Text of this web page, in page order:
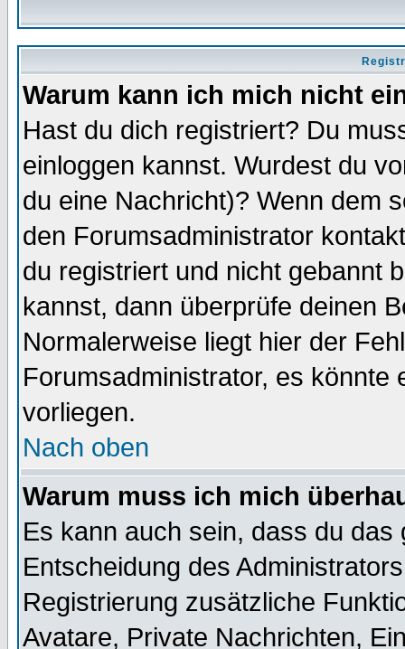
Warum kann ich mich nicht
Hast du dich registriert? Du
einloggen kannst. Wurdest du
du eine Nachricht)? Wenn dem
den Forumsadministrator
du registriert und nicht gebannt
kannst, dann überprüfe deinen
Normalerweise liegt hier der
Forumsadministrator, es könnte
vorliegen.
Nach oben
Warum muss ich mich
Es kann auch sein, dass du
Entscheidung des
Registrierung zusätzliche
Avatare, Private Nachrichten,